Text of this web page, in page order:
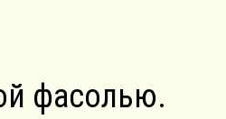
фасолью.